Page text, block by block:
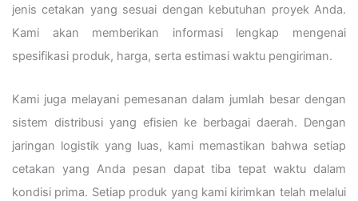
jenis cetakan yang sesuai dengan kebutuhan proyek Anda.
Kami akan memberikan informasi lengkap mengenai
spesifikasi produk, harga, serta estimasi waktu pengiriman.
Kami juga melayani pemesanan dalam jumlah besar dengan
sistem distribusi yang efisien ke berbagai daerah. Dengan
jaringan logistik yang luas, kami memastikan bahwa setiap
cetakan yang Anda pesan dapat tiba tepat waktu dalam
kondisi prima. Setiap produk yang kami kirimkan telah melalui